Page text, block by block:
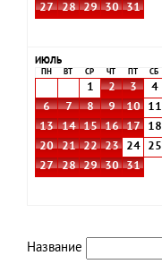
27
28 29 30 31
ИЮЛЬ
ПН ВТ СР ЧТ СБ
1 2 3 4
6
7 8 9 10 11
13
14 15 16 17 18
20
21 22 23 24 25
27
28 29 30 31
Название